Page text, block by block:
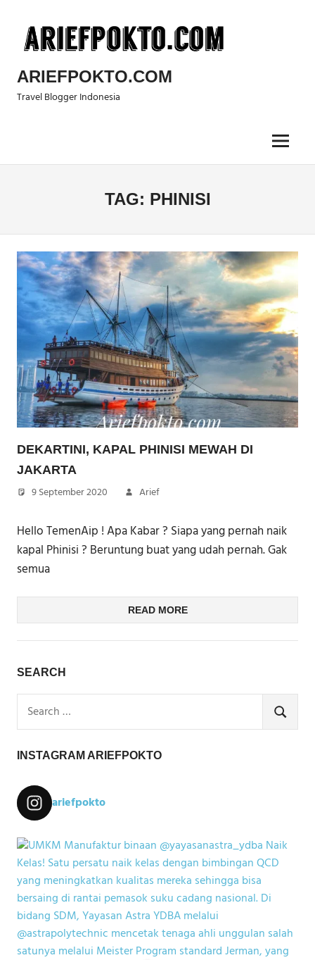
content
ARIEFPOKTO.COM
Travel Blogger Indonesia
Menu
TAG: PHINISI
DEKARTINI, KAPAL PHINISI MEWAH DI
JAKARTA
9 September 2020 Arief
Hello TemenAip ! Apa Kabar ? Siapa yang pernah naik
kapal Phinisi ? Beruntung buat yang udah pernah. Gak
semua
READ MORE
SEARCH
for:
SEARCH
INSTAGRAM ARIEFPOKTO
ariefpokto